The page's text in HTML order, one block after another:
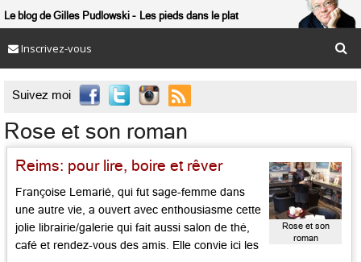
Le blog de Gilles Pudlowski Les pieds dans le plat
Inscrivez-vous
Suivez moi 
Rose et son roman
Reims: pour lire, boire et rêver
Françoise Lemarié, qui fut sage-femme dans
une autre vie, a ouvert avec enthousiasme cette
jolie librairie/galerie qui fait aussi salon de thé,
café et rendez-vous des amis. Elle convie ici les
Rose et son
roman